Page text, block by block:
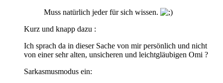
Muss natürlich jeder für sich wissen.
Kurz und knapp dazu :
Ich sprach da in dieser Sache von mir persönlich und nicht
von einer sehr alten, unsicheren und leichtgläubigen Omi ?
Sarkasmusmodus ein: